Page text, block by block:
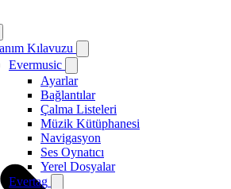
Kılavuzu
Evermusic
Ayarlar
Bağlantılar
Çalma Listeleri
Müzik Kütüphanesi
Navigasyon
Ses Oynatıcı
Yerel Dosyalar
Evertag